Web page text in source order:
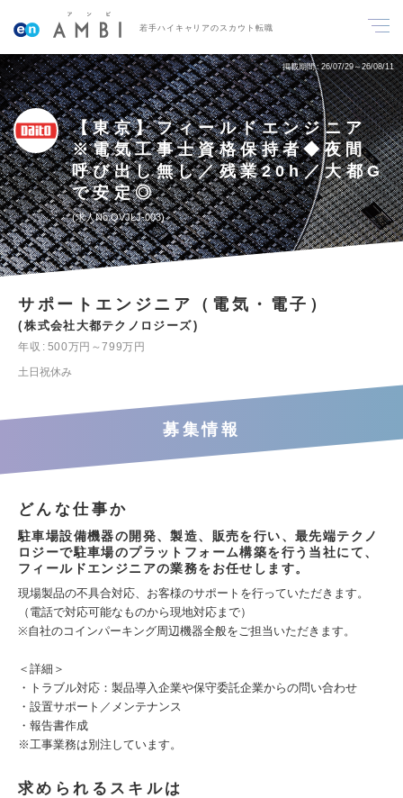
若手ハイキャリアのスカウト転職
掲載期間 26/07/29～26/08/11
【東京】フィールドエンジニア
※電気工事士資格保持者◆夜間
呼び出し無し／残業20h／大都G
で安定◎
求人No.QVJLJ-003
サポートエンジニア（電気・電子）
株式会社大都テクノロジーズ
年収
500万円～799万円
土日祝休み
募集情報
どんな仕事か
駐車場設備機器の開発、製造、販売を行い、最先端テクノ
ロジーで駐車場のプラットフォーム構築を行う当社にて、
フィールドエンジニアの業務をお任せします。
現場製品の不具合対応、お客様のサポートを行っていただきます。
（電話で対応可能なものから現地対応まで）
※自社のコインパーキング周辺機器全般をご担当いただきます。
＜詳細＞
・トラブル対応：製品導入企業や保守委託企業からの問い合わせ
・設置サポート／メンテナンス
・報告書作成
※工事業務は別注しています。
求められるスキルは